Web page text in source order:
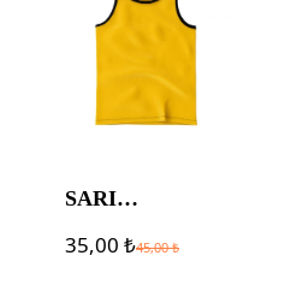
SARI
YELEĞİ
35,00 ₺45,00₺